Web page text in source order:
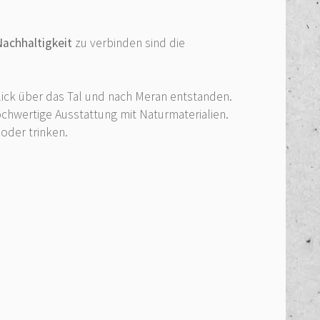
zu verbinden sind die
über das Tal und nach Meran entstanden.
Ausstattung mit Naturmaterialien.
trinken.